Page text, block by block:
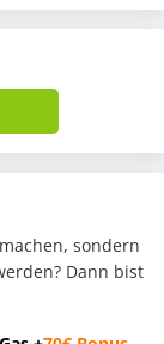
sondern
Dann bist